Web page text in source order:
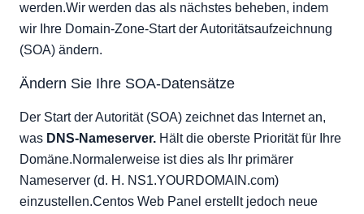
werden.Wir werden das als nächstes beheben, indem
wir Ihre Domain-Zone-Start der Autoritätsaufzeichnung
(SOA) ändern.
Ändern Sie Ihre SOA-Datensätze
Der Start der Autorität (SOA) zeichnet das Internet an,
was DNS-Nameserver. Hält die oberste Priorität für Ihre
Domäne.Normalerweise ist dies als Ihr primärer
Nameserver (d. H. NS1.YOURDOMAIN.com)
einzustellen.Centos Web Panel erstellt jedoch neue